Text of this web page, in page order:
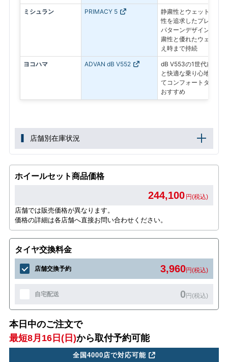
ミシュラン PRIMACY 5
静粛性とウェット性能
性を追求したプレミア
パターンデザインによ
粛性と優れたウェット
え時まで持続
ヨコハマ ADVAN dB V552
dB V553の1世代前モデ
と快適な乗り心地を備
てコンフォートタイヤ
おすすめ
店舗別在庫状況
ホイールセット商品価格
244,100 円(税込)
店舗では販売価格が異なります。
価格の詳細は各店舗へ直接お問い合わせください。
タイヤ交換料金
店舗交換予約 3,960円(税込)
自宅配送 0円(税込)
本日中のご注文で
最短8月16日(日)から取付予約可能
全国4000店で対応可能